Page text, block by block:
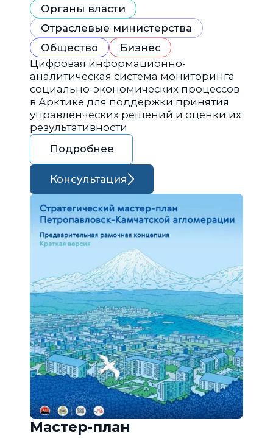
Органы власти
Отраслевые министерства
Общество
Бизнес
Цифровая информационно-
аналитическая система мониторинга
социально-экономических процессов
в Арктике для поддержки принятия
управленческих решений и оценки их
результативности
Подробнее
Консультация
Мастер-план